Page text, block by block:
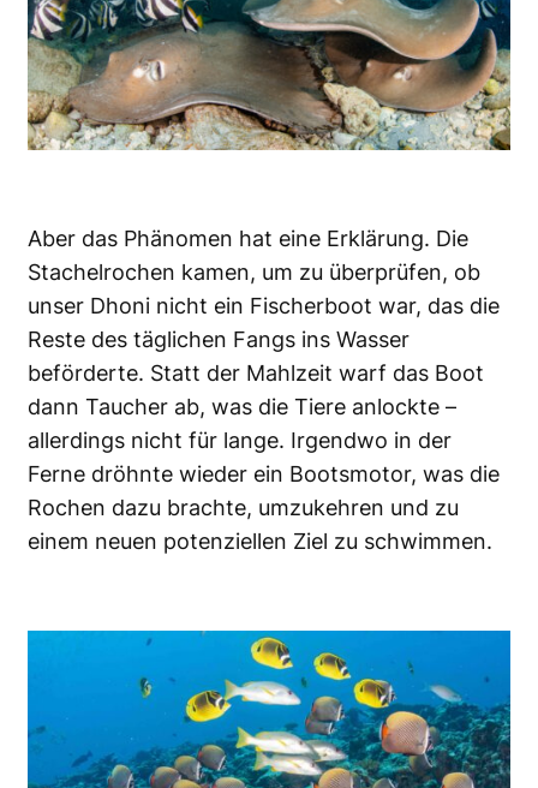
Aber das Phänomen hat eine Erklärung. Die
Stachelrochen kamen, um zu überprüfen, ob
unser Dhoni nicht ein Fischerboot war, das die
Reste des täglichen Fangs ins Wasser
beförderte. Statt der Mahlzeit warf das Boot
dann Taucher ab, was die Tiere anlockte –
allerdings nicht für lange. Irgendwo in der
Ferne dröhnte wieder ein Bootsmotor, was die
Rochen dazu brachte, umzukehren und zu
einem neuen potenziellen Ziel zu schwimmen.